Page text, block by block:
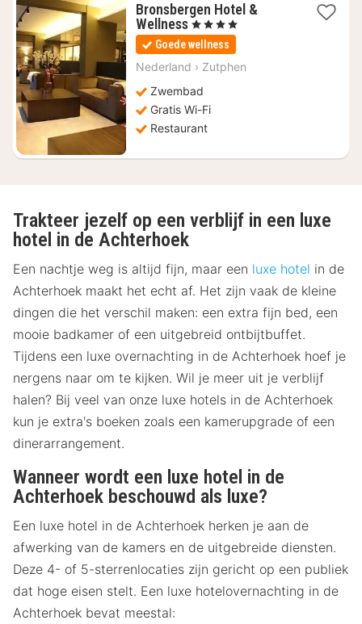
Bronsbergen Hotel &
Wellness1
nacht
vanaf
€
, 4 Sterren
Goede wellness
Nederland › Zutphen
Zwembad
Gratis Wi-Fi
Restaurant
Trakteer jezelf op een verblijf in een luxe
hotel in de Achterhoek
Een nachtje weg is altijd fijn, maar een luxe hotel in de
Achterhoek maakt het echt af. Het zijn vaak de kleine
dingen die het verschil maken: een extra fijn bed, een
mooie badkamer of een uitgebreid ontbijtbuffet.
Tijdens een luxe overnachting in de Achterhoek hoef je
nergens naar om te kijken. Wil je meer uit je verblijf
halen? Bij veel van onze luxe hotels in de Achterhoek
kun je extra's boeken zoals een kamerupgrade of een
dinerarrangement.
Wanneer wordt een luxe hotel in de
Achterhoek beschouwd als luxe?
Een luxe hotel in de Achterhoek herken je aan de
afwerking van de kamers en de uitgebreide diensten.
Deze 4- of 5-sterrenlocaties zijn gericht op een publiek
dat hoge eisen stelt. Een luxe hotelovernachting in de
Achterhoek bevat meestal: